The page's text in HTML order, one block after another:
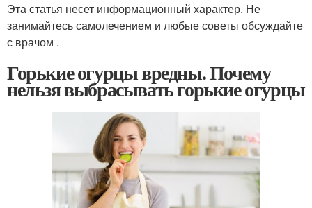
Эта статья несет информационный характер. Не
занимайтесь самолечением и любые советы обсуждайте
с врачом .
Горькие огурцы вредны. Почему
нельзя выбрасывать горькие огурцы